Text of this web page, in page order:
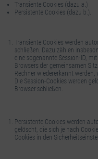
Transiente Cookies (dazu a.)
Persistente Cookies (dazu b.).
Transiente Cookies werden
schließen. Dazu zählen
eine sogenannte Session-ID,
Browsers der gemeinsamen
Rechner wiedererkannt werden,
Die Session-Cookies werden
Browser schließen.
Persistente Cookies werden
gelöscht, die sich je nach
Cookies in den